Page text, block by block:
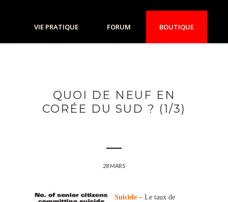
VIE PRATIQUE FORUM BOUTIQUE
QUOI DE NEUF EN
CORÉE DU SUD ? (1/3)
28 MARS
Suicide – Le taux de